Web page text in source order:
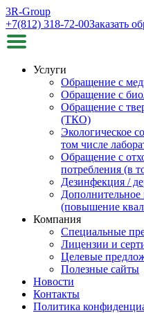
3R-Group
+7(812) 318-72-00Заказать
Услуги
Обращение с
Обращение с
Обращение с
(ТКО)
Экологическое
том числе
Обращение с
потребления (в
Дезинфекция /
Дополнительное
(повышение
Компания
Специальные
Лицензии и
Целевые
Полезные сайты
Новости
Контакты
Политика